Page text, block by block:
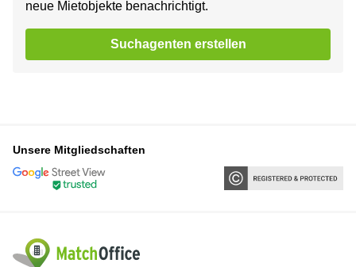
neue Mietobjekte benachrichtigt.
Suchagenten erstellen
Unsere Mitgliedschaften